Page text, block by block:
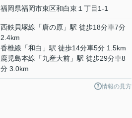
福岡県福岡市東区和白東 １丁目1-1
西鉄貝塚線 「 唐の原 」駅 徒歩18分車7分
2.4km
香椎線 「和白 」駅 徒歩14分車5分 1.5km
鹿児島本線 「九産大前 」駅 徒歩29分車8
分 3.0km
情報の見方